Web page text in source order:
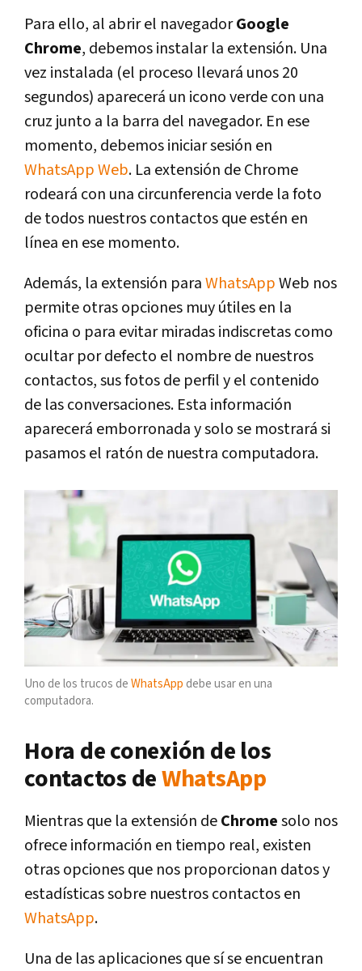
Para ello, al abrir el navegadorGoogle
Chrome, debemos instalar la extensión. Una
vez instalada (el proceso llevará unos 20
segundos) aparecerá un icono verde con una
cruz junto a la barra del navegador. En ese
momento, debemos iniciar sesión en
WhatsApp Web. La extensión de Chrome
rodeará con una circunferencia verde la foto
de todos nuestros contactos que estén en
línea en ese momento.
Además, la extensión paraWhatsAppWeb nos
permite otras opciones muy útiles en la
oficina o para evitar miradas indiscretas como
ocultar por defecto el nombre de nuestros
contactos, sus fotos de perfil y el contenido
de las conversaciones. Esta información
aparecerá emborronada y solo se mostrará si
pasamos el ratón de nuestra computadora.
Uno de los trucos de WhatsApp debe usar en una
computadora.
Hora de conexión de los
contactos deWhatsApp
Mientras que la extensión deChromesolo nos
ofrece información en tiempo real, existen
otras opciones que nos proporcionan datos y
estadísticas sobre nuestros contactos en
WhatsApp.
Una de las aplicaciones que sí se encuentran